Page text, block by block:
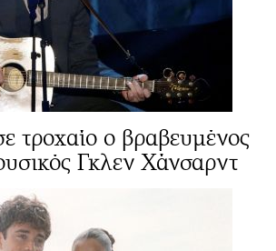
τροχαίο ο βραβευμένος
Γκλεν Χάνσαρντ